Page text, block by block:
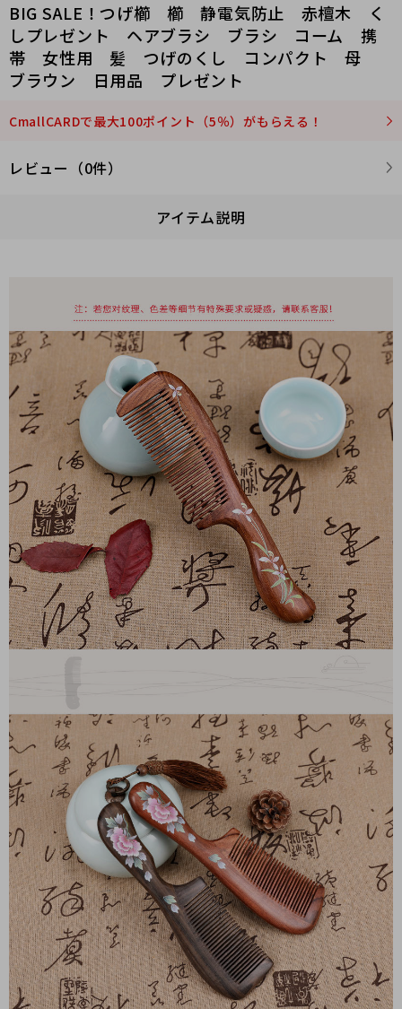
BIG SALE！つげ櫛 櫛 静電気防止 赤檀木 く
しプレゼント ヘアブラシ ブラシ コーム 携
帯 女性用 髪 つげのくし コンパクト 母
ブラウン 日用品 プレゼント
CmallCARDで最大100ポイント（5％）がもらえる！
レビュー（0件）
アイテム説明